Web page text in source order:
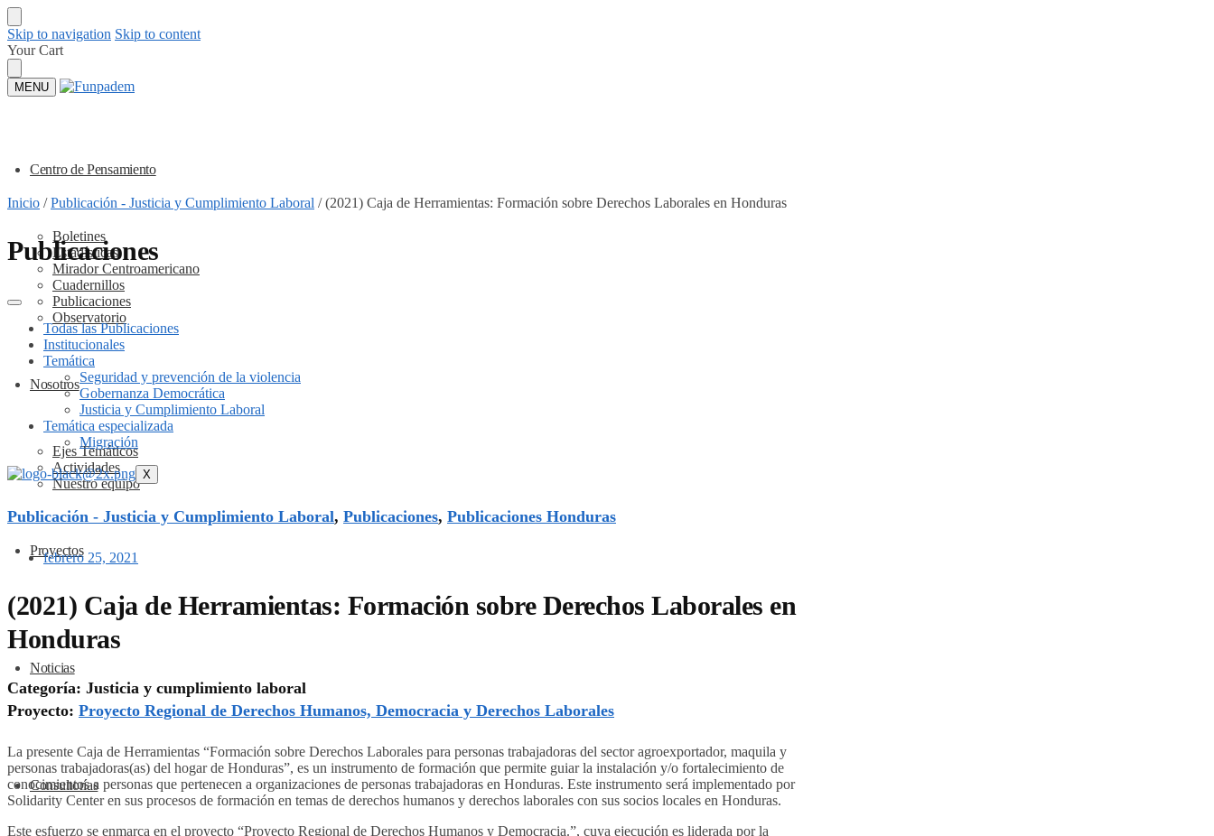
Skip to navigation Skip to content
Your Cart
MENU
Centro de Pensamiento
Boletines
Estadísticas
Mirador Centroamericano
Cuadernillos
Publicaciones
Observatorio
Nosotros
Ejes Temáticos
Actividades
Nuestro equipo
Proyectos
Noticias
Consultorías
Inicio /Publicación - Justicia y Cumplimiento Laboral /(2021) Caja de Herramientas: Formación sobre Derechos Laborales en Honduras
Publicaciones
Todas las Publicaciones
Institucionales
Temática
Seguridad y prevención de la violencia
Gobernanza Democrática
Justicia y Cumplimiento Laboral
Temática especializada
Migración
X
Publicación - Justicia y Cumplimiento Laboral, Publicaciones, Publicaciones Honduras
febrero 25, 2021
(2021) Caja de Herramientas: Formación sobre Derechos Laborales en
Honduras
Categoría: Justicia y cumplimiento laboral
Proyecto: Proyecto Regional de Derechos Humanos, Democracia y Derechos Laborales
La presente Caja de Herramientas “Formación sobre Derechos Laborales para personas trabajadoras del sector agroexportador, maquila y
personas trabajadoras(as) del hogar de Honduras”, es un instrumento de formación que permite guiar la instalación y/o fortalecimiento de
conocimientos a personas que pertenecen a organizaciones de personas trabajadoras en Honduras. Este instrumento será implementado por
Solidarity Center en sus procesos de formación en temas de derechos humanos y derechos laborales con sus socios locales en Honduras.
Este esfuerzo se enmarca en el proyecto “Proyecto Regional de Derechos Humanos y Democracia.”, cuya ejecución es liderada por la